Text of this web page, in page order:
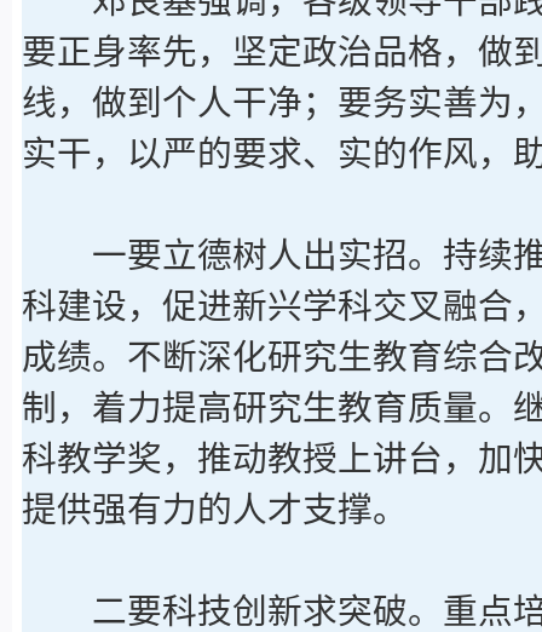
要正身率先，坚定政治品格，做
线，做到个人干净；要务实善为
实干，以严的要求、实的作风，
一要立德树人出实招。持续推
科建设，促进新兴学科交叉融合
成绩。不断深化研究生教育综合
制，着力提高研究生教育质量。
科教学奖，推动教授上讲台，加
提供强有力的人才支撑。
二要科技创新求突破。重点培